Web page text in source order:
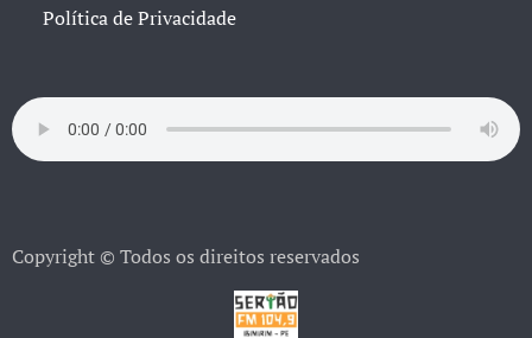
Política de Privacidade
Copyright © Todos os direitos reservados